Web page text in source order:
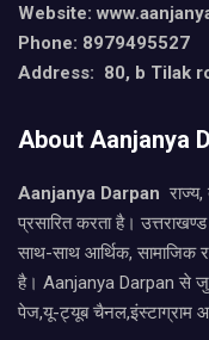
Website:
Phone: 8979495527
Address: 80, b Tilak
About Aanjanya
Aanjanya Darpan
प्रसारित करता है।
साथ-साथ आर्थिक, सामाजिक
है। Aanjanya Darpan से
पेज,यू-ट्यूब चैनल,इंस्टाग्राम